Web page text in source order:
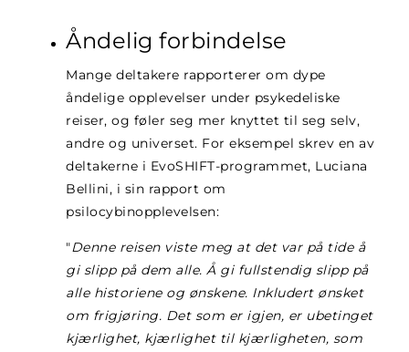
Åndelig forbindelse
Mange deltakere rapporterer om dype
åndelige opplevelser under psykedeliske
reiser, og føler seg mer knyttet til seg selv,
andre og universet. For eksempel skrev en av
deltakerne i EvoSHIFT-programmet, Luciana
Bellini, i sin rapport om
psilocybinopplevelsen:
"Denne reisen viste meg at det var på tide å
gi slipp på dem alle. Å gi fullstendig slipp på
alle historiene og ønskene. Inkludert ønsket
om frigjøring. Det som er igjen, er ubetinget
kjærlighet, kjærlighet til kjærligheten, som